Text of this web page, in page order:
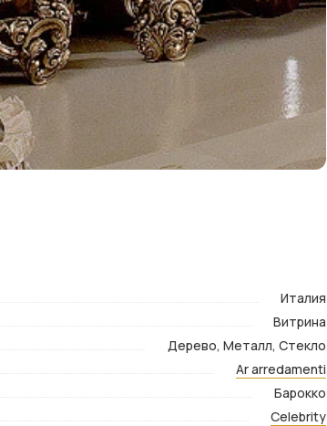
Италия
Витрина
Дерево, Металл, Стекло
Ar arredamenti
Барокко
Celebrity